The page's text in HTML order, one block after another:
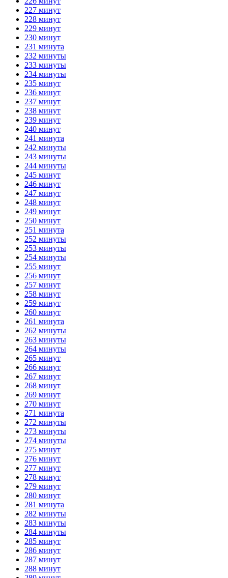
227 минут
228 минут
229 минут
230 минут
231 минута
232 минуты
233 минуты
234 минуты
235 минут
236 минут
237 минут
238 минут
239 минут
240 минут
241 минута
242 минуты
243 минуты
244 минуты
245 минут
246 минут
247 минут
248 минут
249 минут
250 минут
251 минута
252 минуты
253 минуты
254 минуты
255 минут
256 минут
257 минут
258 минут
259 минут
260 минут
261 минута
262 минуты
263 минуты
264 минуты
265 минут
266 минут
267 минут
268 минут
269 минут
270 минут
271 минута
272 минуты
273 минуты
274 минуты
275 минут
276 минут
277 минут
278 минут
279 минут
280 минут
281 минута
282 минуты
283 минуты
284 минуты
285 минут
286 минут
287 минут
288 минут